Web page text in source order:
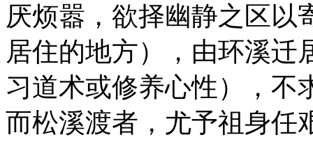
厌烦嚣，欲择幽静之区以
居住的地方），由环溪迁
习道术或修养心性），不
而松溪渡者，尤予祖身任